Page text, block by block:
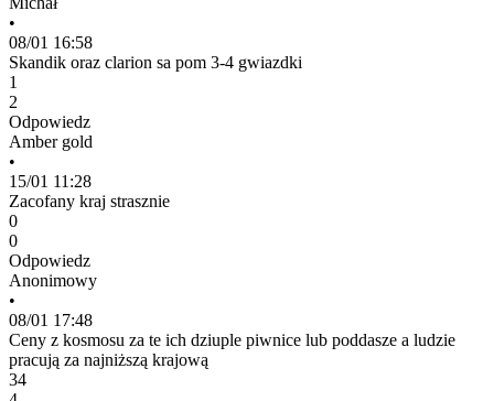
•
08/01 16:58
Skandik oraz clarion sa pom 3-4 gwiazdki
1
2
Odpowiedz
Amber gold
•
15/01 11:28
Zacofany kraj strasznie
0
0
Odpowiedz
Anonimowy
•
08/01 17:48
Ceny z kosmosu za te ich dziuple piwnice lub poddasze a ludzie
pracują za najniższą krajową
34